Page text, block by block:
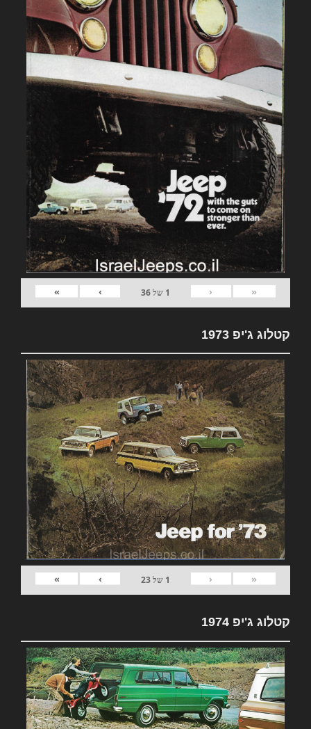
«
‹
1 של36
›
»
קטלוג ג'יפ 1973
«
‹
1 של23
›
»
קטלוג ג'יפ 1974